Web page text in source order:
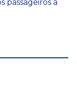
passageiros a